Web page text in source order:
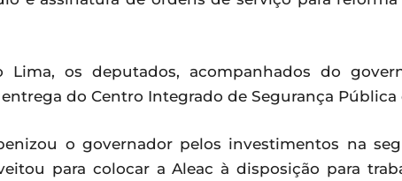
Lima, os deputados, acompanhados do
do Centro Integrado de Segurança
o governador pelos investimentos na
para colocar a Aleac à disposição para